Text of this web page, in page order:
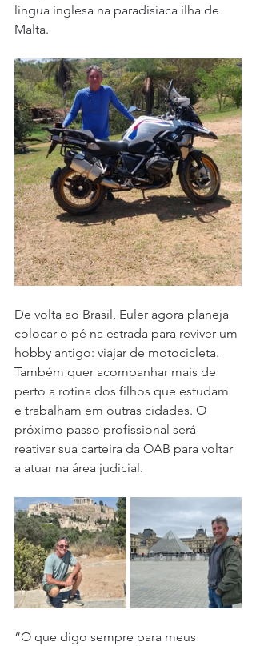
língua inglesa na paradisíaca ilha de
Malta.
De volta ao Brasil, Euler agora planeja
colocar o pé na estrada para reviver um
hobby antigo: viajar de motocicleta.
Também quer acompanhar mais de
perto a rotina dos filhos que estudam
e trabalham em outras cidades. O
próximo passo profissional será
reativar sua carteira da OAB para voltar
a atuar na área judicial.
“O que digo sempre para meus